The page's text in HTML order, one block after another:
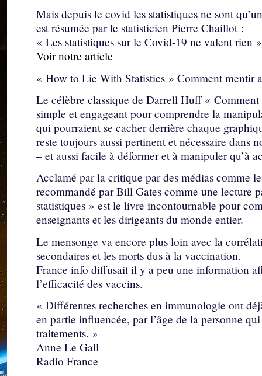
Mais depuis le covid les statistiques ne sont
est résumée par le statisticien Pierre Chaillot :
« Les statistiques sur le Covid-19 ne valent rien
Voir notre article
« How to Lie With Statistics » Comment mentir
Le célèbre classique de Darrell Huff «
simple et engageant pour comprendre la
qui pourraient se cacher derrière chaque
reste toujours aussi pertinent et nécessaire dans
– et aussi facile à déformer et à manipuler qu’à
Acclamé par la critique par des médias comme
recommandé par Bill Gates comme une lecture
statistiques » est le livre incontournable pour
enseignants et les dirigeants du monde entier.
Le mensonge va encore plus loin avec la
secondaires et les morts dus à la vaccination.
France info diffusait il y a peu une information
l’efficacité des vaccins.
« Différentes recherches en immunologie ont
en partie influencée, par l’âge de la personne
traitements. »
Anne Le Gall
Radio France